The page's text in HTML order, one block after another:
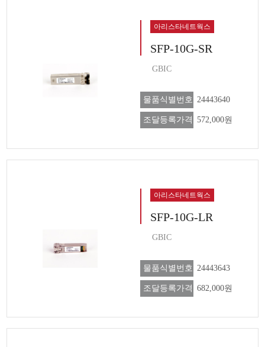
아리스타네트웍스
SFP-10G-SR
GBIC
물품식별번호 24443640
조달등록가격 572,000원
아리스타네트웍스
SFP-10G-LR
GBIC
물품식별번호 24443643
조달등록가격 682,000원